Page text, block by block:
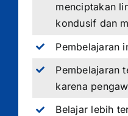
menciptakan
kondusif dan
Pembelajaran
Pembelajaran
karena
Belajar lebih